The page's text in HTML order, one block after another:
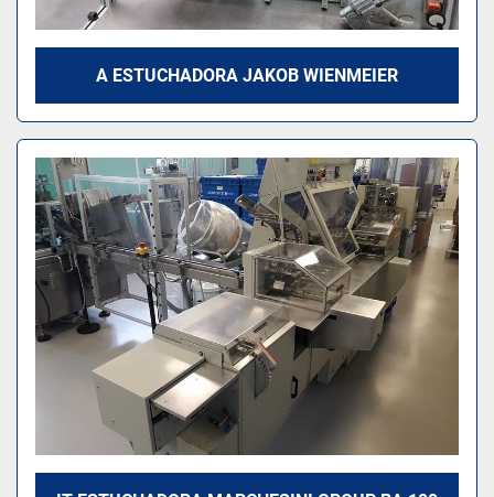
A ESTUCHADORA JAKOB WIENMEIER